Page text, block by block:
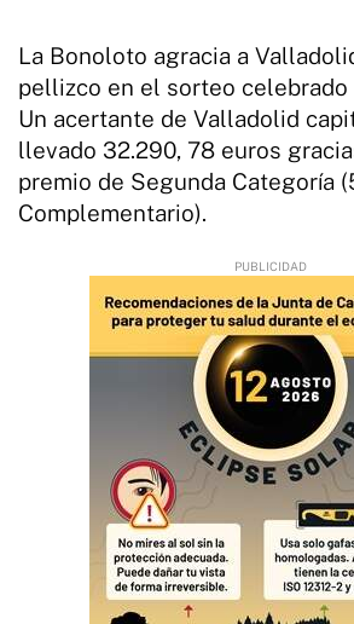
La Bonoloto agracia a
pellizco en el sorteo celebrado
Un acertante de Valladolid
llevado 32.290, 78 euros
premio de Segunda Categoría
Complementario).